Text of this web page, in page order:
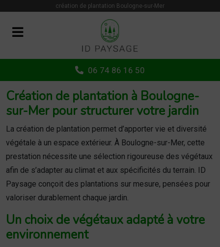
création de plantation Boulogne-sur-Mer
06 74 86 16 50
Création de plantation à Boulogne-
sur-Mer pour structurer votre jardin
La création de plantation permet d’apporter vie et diversité
végétale à un espace extérieur. À Boulogne-sur-Mer, cette
prestation nécessite une sélection rigoureuse des végétaux
afin de s’adapter au climat et aux spécificités du terrain. ID
Paysage conçoit des plantations sur mesure, pensées pour
valoriser durablement chaque jardin.
Un choix de végétaux adapté à votre
environnement
Panneau de gestion des cookies